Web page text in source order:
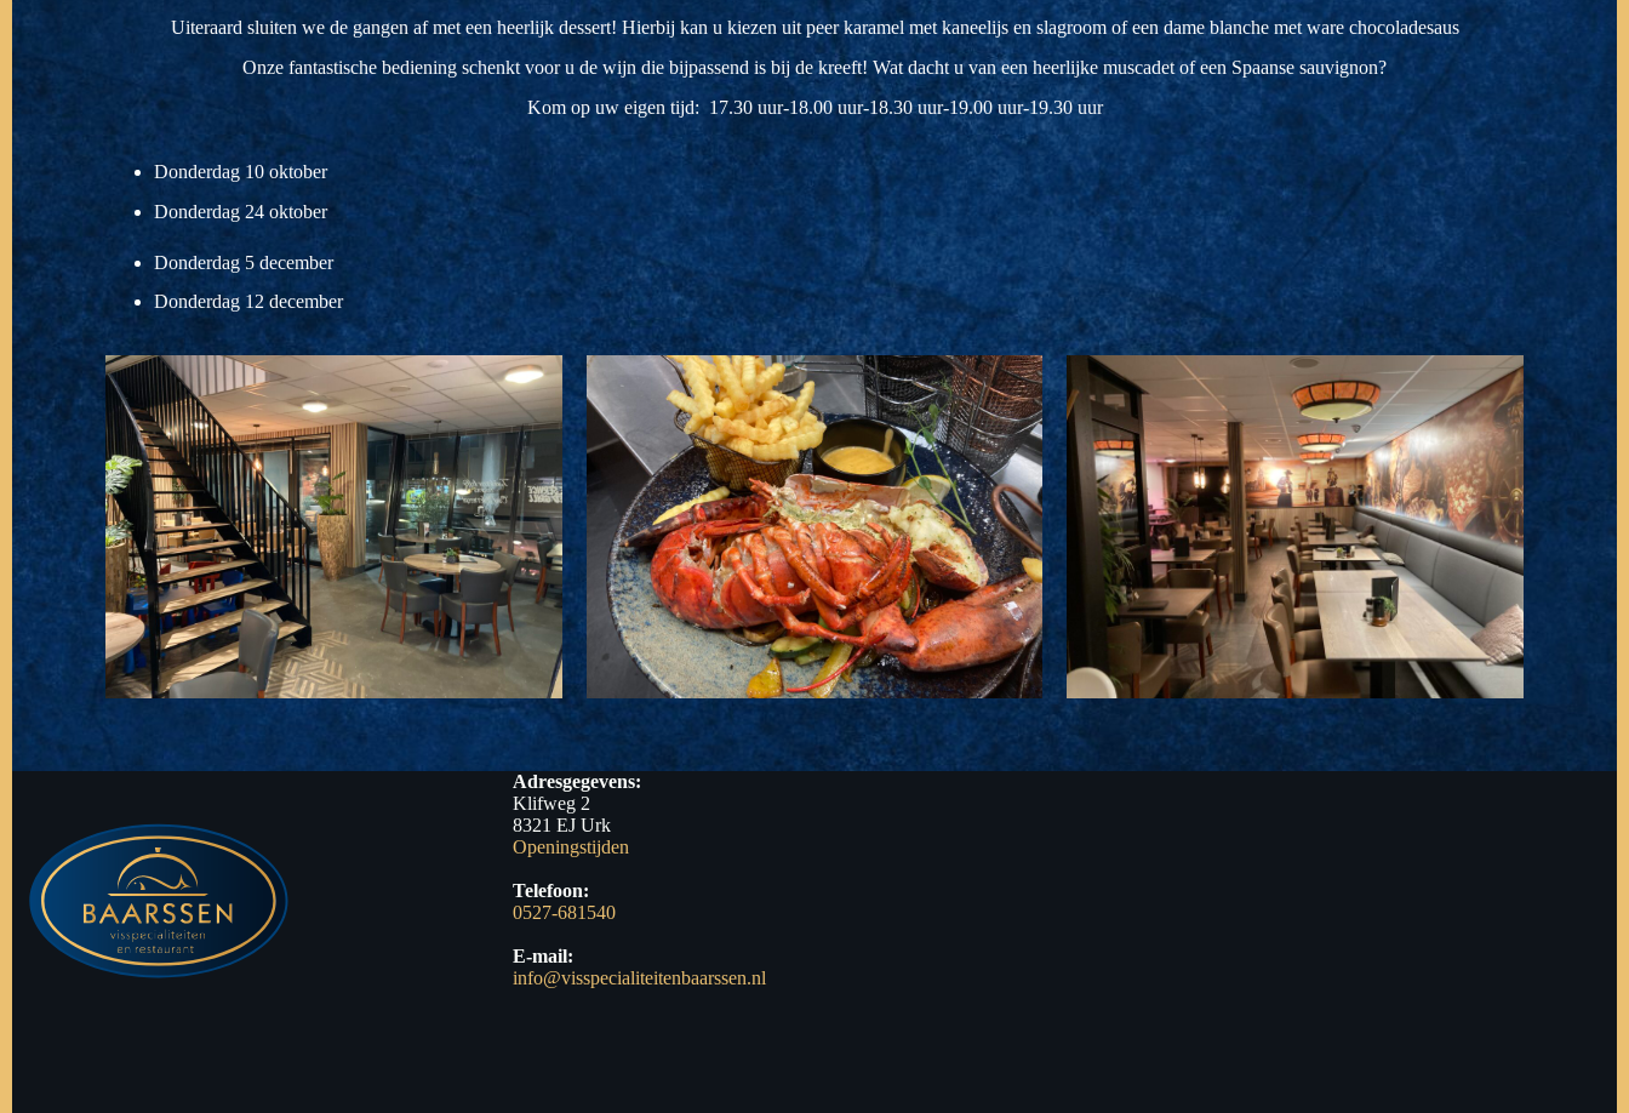
Uiteraard sluiten we de gangen af met een heerlijk dessert! Hierbij kan u kiezen uit peer karamel met kaneelijs en slagroom of een dame blanche met ware chocoladesaus
Onze fantastische bediening schenkt voor u de wijn die bijpassend is bij de kreeft! Wat dacht u van een heerlijke muscadet of een Spaanse sauvignon?
Kom op uw eigen tijd: 17.30 uur-18.00 uur-18.30 uur-19.00 uur-19.30 uur
Donderdag 10 oktober
Donderdag 24 oktober
Donderdag 5 december
Donderdag 12 december
Adresgegevens:
Klifweg 2
8321 EJ Urk
Openingstijden
Telefoon:
0527-681540
E-mail:
info@visspecialiteitenbaarssen.nl